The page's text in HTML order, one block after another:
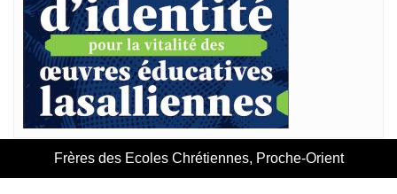
Frères des Ecoles Chrétiennes, Proche-Orient